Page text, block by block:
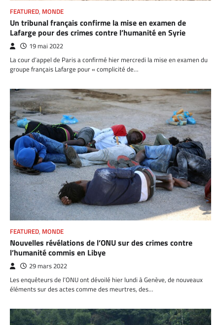
FEATURED, MONDE
Un tribunal français confirme la mise en examen de
Lafarge pour des crimes contre l’humanité en Syrie
19 mai 2022
La cour d’appel de Paris a confirmé hier mercredi la mise en examen du
groupe français Lafarge pour « complicité de…
FEATURED, MONDE
Nouvelles révélations de l’ONU sur des crimes contre
l’humanité commis en Libye
29 mars 2022
Les enquêteurs de l’ONU ont dévoilé hier lundi à Genève, de nouveaux
éléments sur des actes comme des meurtres, des…